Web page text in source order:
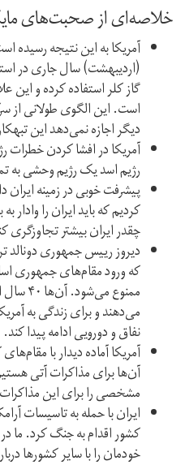
خلاصه‌ای از صحبت‌های
(اردیبهشت) سال جاری در
گاز کلر استفاده کرده و این
است. این الگوی طولانی از
دیگر اجازه نمی‌دهد این
آمریکا در افشا کردن
رژیم اسد یک رژیم وحشی به
پیشرفت خوبی در زمینه ایران
کردیم که باید ایران را
چقدر ایران بیشتر تجاوز‌گری
دیروز رییس جمهوری دونالد
که ورود مقام‌های جمهوری
ممنوع
می‌دهند و برای زندگی به
نفاق و دورویی ادامه پیدا کند.
آمریکا آماده دیدار با
آن‌ها برای مذاکرات آتی
مشخصی را برای این
ایران با حمله به تاسیسات
کشور اقدام به جنگ کرد. ما
خودمان را با سایر کشورها